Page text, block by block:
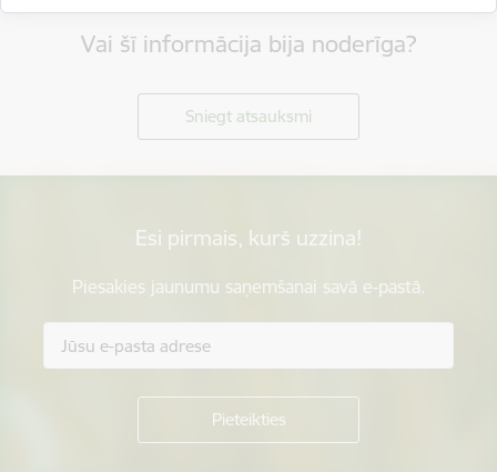
Vai šī informācija bija noderīga?
Sniegt atsauksmi
Esi pirmais, kurš uzzina!
Piesakies jaunumu saņemšanai savā e-pastā.